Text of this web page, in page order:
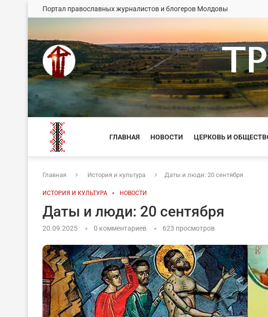
Портал православных журналистов и блогеров Молдовы
ГЛАВНАЯ НОВОСТИ ЦЕРКОВЬ И
Главная История и культура Даты и люди: 20 сентября
ИСТОРИЯ И КУЛЬТУРА НОВОСТИ
Даты и люди: 20 сентября
20.09.2025 0 комментариев 623 просмотров